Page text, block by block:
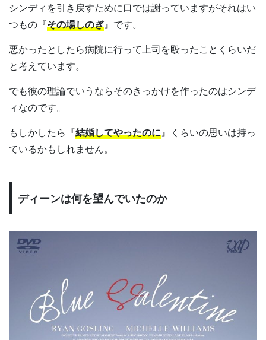
シンディを引き戻すために口では謝っていますがそれはい
つもの『その場しのぎ』です。
悪かったとしたら病院に行って上司を殴ったことくらいだ
と考えています。
でも彼の理論でいうならそのきっかけを作ったのはシンデ
ィなのです。
もしかしたら『結婚してやったのに』くらいの思いは持っ
ているかもしれません。
ディーンは何を望んでいたのか